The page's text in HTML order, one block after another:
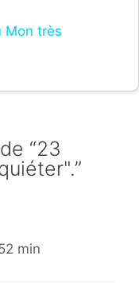
très
“23
min